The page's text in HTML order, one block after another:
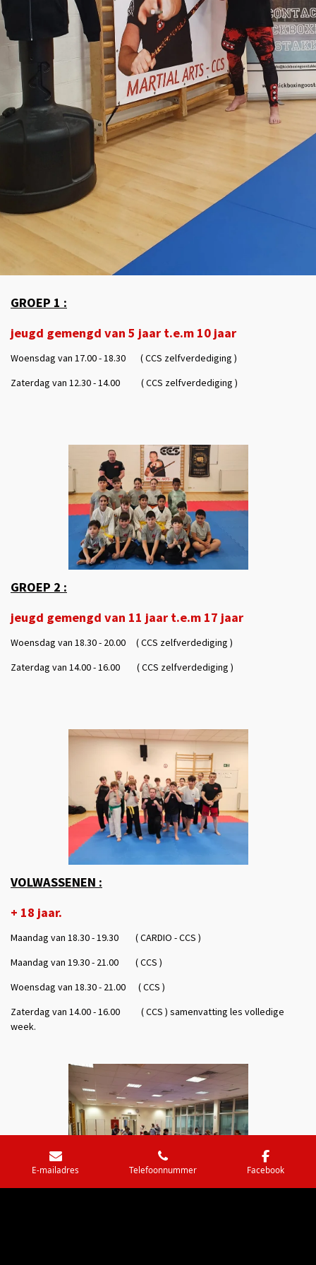
GROEP 1 :
jeugd gemengd van 5 jaar t.e.m 10 jaar
Woensdag van 17.00 - 18.30 ( CCS zelfverdediging )
Zaterdag van 12.30 - 14.00 ( CCS zelfverdediging )
GROEP 2 :
jeugd gemengd van 11 jaar t.e.m 17 jaar
Woensdag van 18.30 - 20.00 ( CCS zelfverdediging )
Zaterdag van 14.00 - 16.00 ( CCS zelfverdediging )
VOLWASSENEN :
+ 18 jaar.
Maandag van 18.30 - 19.30 ( CARDIO - CCS )
Maandag van 19.30 - 21.00 ( CCS )
Woensdag van 18.30 - 21.00 ( CCS )
Zaterdag van 14.00 - 16.00 ( CCS ) samenvatting les volledige
week.
E-mailadres Telefoonnummer Facebook